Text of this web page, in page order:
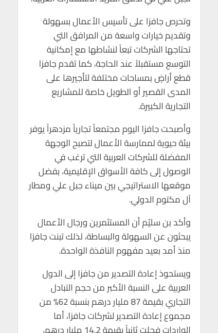
وتحرص جافزا على تأسيس الأعمال بسهولة
وتقديم خيارات واسعة من المرافق التي
تحتاجها الشركات تبعاً لنشاطها مع إمكانية
التوسع مستقبلاً عند الحاجة، كما تقدم جافزا
قطع أراضٍ بمساحات مختلفة لتأجيرها على
المدى القصير أو الطويل خاصة للمشاريع
التجارية الكبيرة.
وأصبحت جافزا اليوم مجتمعاً تجارياً مزدهراً يوفر
بيئة حيوية لممارسة الأعمال لتصبح الوجهة
المفضلة للشركات العربية التي ترغب في
الوصول إلى كافة الأسواق الإقليمية، بفضل
موقعها الاستراتيجي بين ميناء جبل علي ومطار
آل مكتوم الدولي.
وأكد بن سليّم أن المستثمرين ورجال الأعمال
يبحثون عن السهولة والبساطة، لذلك تبنت جافزا
منذ أمد بعيد مفهوم النافذة الواحدة.
ويستحوذ إعادة التصدير من جافزا إلى الدول
العربية على النسبة الأكبر من حجم التبادل
التجاري بقيمة 87 مليار درهم بنسبة 62% من
مجموع إعادة التصدير لشركات جافزا، أما
الواردات فحلت ثانياً بقيمة 14.2 مليار درهم،